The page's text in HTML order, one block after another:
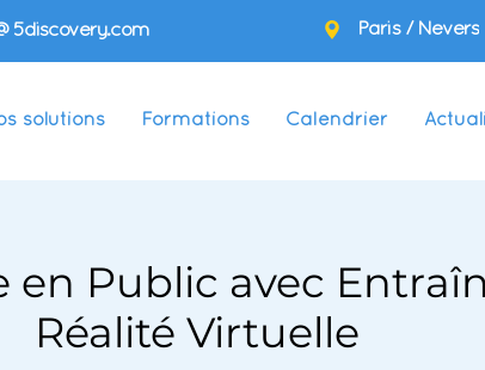
Paris / Nevers
solutions Formations Calendrier
en Public avec
Réalité Virtuelle